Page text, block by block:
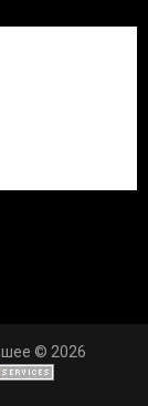
© 2026